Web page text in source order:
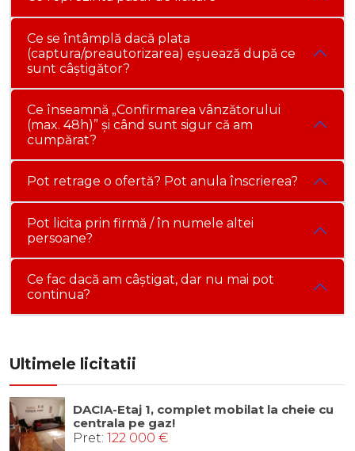
Ce se întâmplă dacă plata
(captura/preautorizarea) eșuează după ce
sunt câștigător?
Ce înseamnă „Confirmarea vânzătorului
(max. 48h)” și când sunt sigur că am
cumpărat?
Pot retrage o ofertă? Pot anula înscrierea?
Pot licita prin firmă / în numele altei
persoane?
Ce fac dacă am câștigat, dar nu mai pot
continua?
Ultimele licitatii
DACIA-Etaj 1, complet mobilat la cheie cu
centrala pe gaz!
Pret: 122 000 €